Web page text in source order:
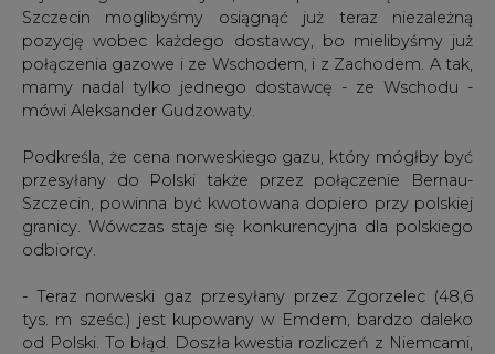
Szczecin moglibyśmy osiągnąć już teraz niezależną
pozycję wobec każdego dostawcy, bo mielibyśmy już
połączenia gazowe i ze Wschodem, i z Zachodem. A tak,
mamy nadal tylko jednego dostawcę - ze Wschodu -
mówi Aleksander Gudzowaty.
Podkreśla, że cena norweskiego gazu, który mógłby być
przesyłany do Polski także przez połączenie Bernau-
Szczecin, powinna być kwotowana dopiero przy polskiej
granicy. Wówczas staje się konkurencyjna dla polskiego
odbiorcy.
- Teraz norweski gaz przesyłany przez Zgorzelec (48,6
tys. m sześc.) jest kupowany w Emdem, bardzo daleko
od Polski. To błąd. Doszła kwestia rozliczeń z Niemcami,